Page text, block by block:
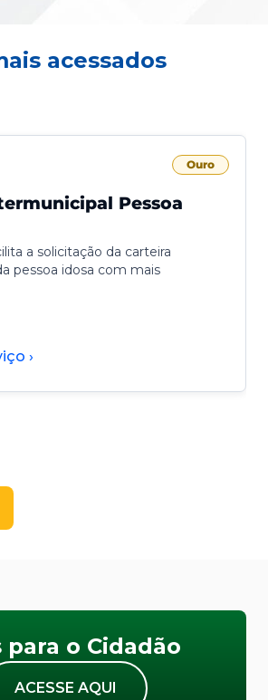
acessados
Ouro
Pessoa
a solicitação da carteira
pessoa idosa com mais
›
para o Cidadão
ACESSE AQUI